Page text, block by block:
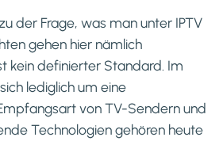
der Frage, was man unter IPTV
gehen hier nämlich
kein definierter Standard. Im
lediglich um eine
von TV-Sendern und
Technologien gehören heute